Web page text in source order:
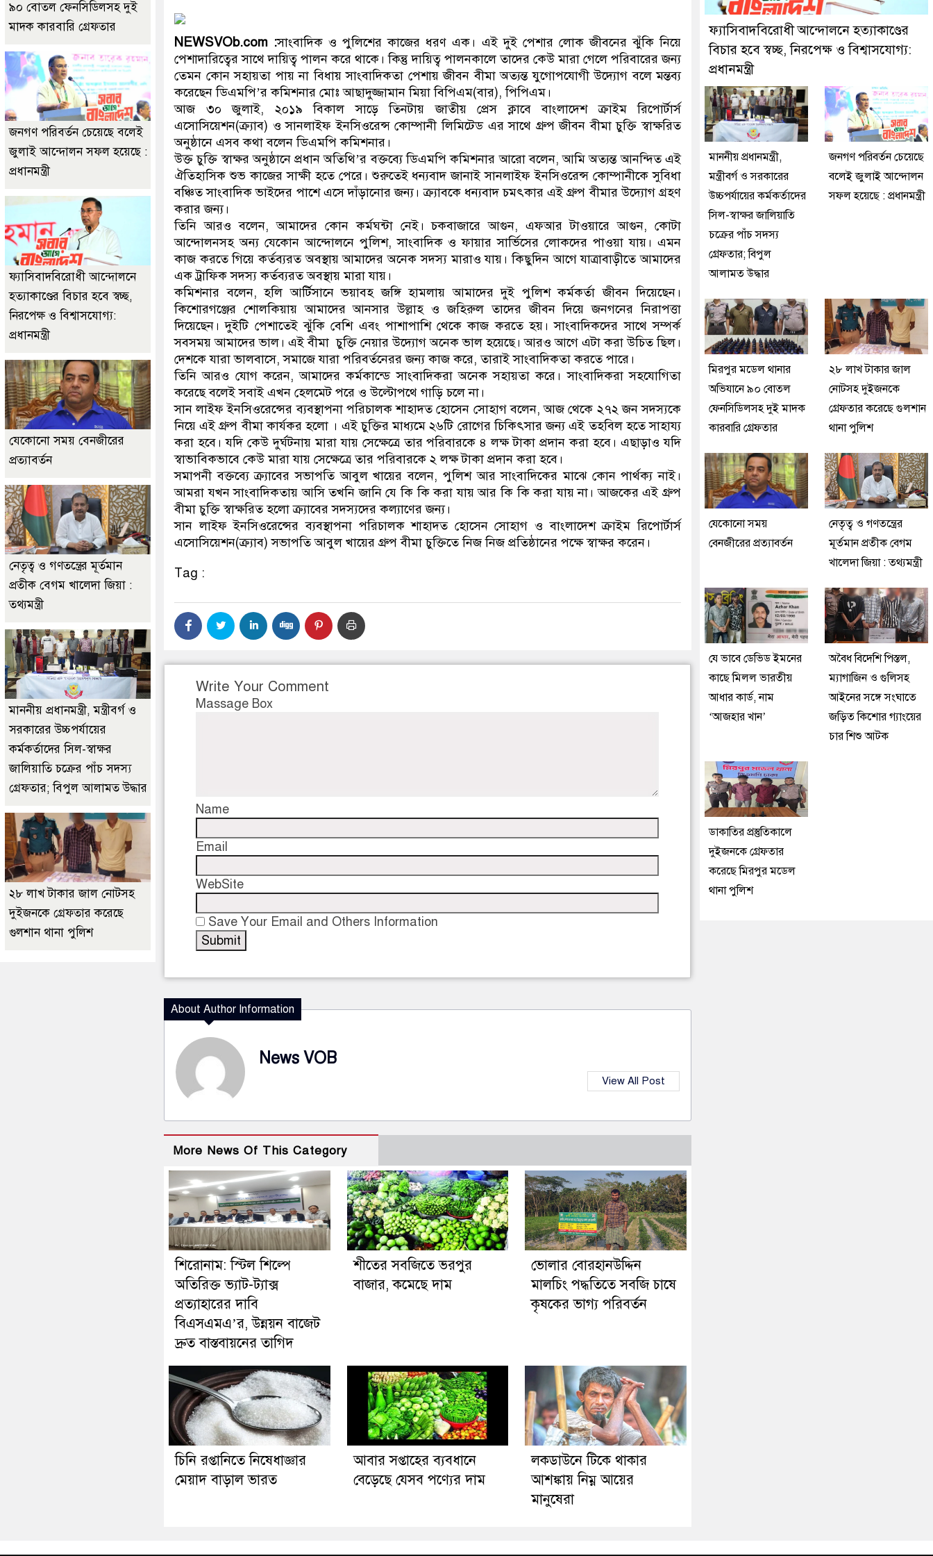
ডাকাতির প্রস্তুতিকালে দুইজনকে গ্রেফতার করেছে মিরপুর মডেল থানা পুলিশ
NEWSVOb.com :সাংবাদিক ও পুলিশের কাজের ধরণ এক। এই দুই পেশার লোক জীবনের ঝুঁকি নিয়ে
পেশাদারিত্বের সাথে দায়িত্ব পালন করে থাকে। কিন্তু দায়িত্ব পালনকালে তাদের কেউ মারা গেলে পরিবারের জন্য
তেমন কোন সহায়তা পায় না বিধায় সাংবাদিকতা পেশায় জীবন বীমা অত্যন্ত যুগোপযোগী উদ্যোগ বলে মন্তব্য
করেছেন ডিএমপি’র কমিশনার মোঃ আছাদুজ্জামান মিয়া বিপিএম(বার), পিপিএম।
আজ ৩০ জুলাই, ২০১৯ বিকাল সাড়ে তিনটায় জাতীয় প্রেস ক্লাবে বাংলাদেশ ক্রাইম রিপোর্টার্স
এসোসিয়েশন(ক্র্যাব) ও সানলাইফ ইনসিওরেন্স কোম্পানী লিমিটেড এর সাথে গ্রুপ জীবন বীমা চুক্তি স্বাক্ষরিত
অনুষ্ঠানে এসব কথা বলেন ডিএমপি কমিশনার।
উক্ত চুক্তি স্বাক্ষর অনুষ্ঠানে প্রধান অতিথি’র বক্তব্যে ডিএমপি কমিশনার আরো বলেন, আমি অত্যন্ত আনন্দিত এই
ঐতিহাসিক শুভ কাজের সাক্ষী হতে পেরে। শুরুতেই ধন্যবাদ জানাই সানলাইফ ইনসিওরেন্স কোম্পানীকে সুবিধা
বঞ্চিত সাংবাদিক ভাইদের পাশে এসে দাঁড়ানোর জন্য। ক্র্যাবকে ধন্যবাদ চমৎকার এই গ্রুপ বীমার উদ্যোগ গ্রহণ
করার জন্য।
তিনি আরও বলেন, আমাদের কোন কর্মঘন্টা নেই। চকবাজারে আগুন, এফআর টাওয়ারে আগুন, কোটা
আন্দোলনসহ অন্য যেকোন আন্দোলনে পুলিশ, সাংবাদিক ও ফায়ার সার্ভিসের লোকদের পাওয়া যায়। এমন
কাজ করতে গিয়ে কর্তব্যরত অবস্থায় আমাদের অনেক সদস্য মারাও যায়। কিছুদিন আগে যাত্রাবাড়ীতে আমাদের
এক ট্রাফিক সদস্য কর্তব্যরত অবস্থায় মারা যায়।
কমিশনার বলেন, হলি আর্টিসানে ভয়াবহ জঙ্গি হামলায় আমাদের দুই পুলিশ কর্মকর্তা জীবন দিয়েছেন।
কিশোরগঞ্জের শোলকিয়ায় আমাদের আনসার উল্লাহ ও জহিরুল তাদের জীবন দিয়ে জনগনের নিরাপত্তা
দিয়েছেন। দুইটি পেশাতেই ঝুঁকি বেশি এবং পাশাপাশি থেকে কাজ করতে হয়। সাংবাদিকদের সাথে সম্পর্ক
সবসময় আমাদের ভাল। এই বীমা চুক্তি নেয়ার উদ্যোগ অনেক ভাল হয়েছে। আরও আগে এটা করা উচিত ছিল।
দেশকে যারা ভালবাসে, সমাজে যারা পরিবর্তনেরর জন্য কাজ করে, তারাই সাংবাদিকতা করতে পারে।
তিনি আরও যোগ করেন, আমাদের কর্মকান্ডে সাংবাদিকরা অনেক সহায়তা করে। সাংবাদিকরা সহযোগিতা
করেছে বলেই সবাই এখন হেলমেট পরে ও উল্টোপথে গাড়ি চলে না।
সান লাইফ ইনসিওরেন্সের ব্যবস্থাপনা পরিচালক শাহাদত হোসেন সোহাগ বলেন, আজ থেকে ২৭২ জন সদস্যকে
নিয়ে এই গ্রুপ বীমা কার্যকর হলো । এই চুক্তির মাধ্যমে ২৬টি রোগের চিকিৎসার জন্য এই তহবিল হতে সাহায্য
করা হবে। যদি কেউ দুর্ঘটনায় মারা যায় সেক্ষেত্রে তার পরিবারকে ৪ লক্ষ টাকা প্রদান করা হবে। এছাড়াও যদি
স্বাভাবিকভাবে কেউ মারা যায় সেক্ষেত্রে তার পরিবারকে ২ লক্ষ টাকা প্রদান করা হবে।
সমাপনী বক্তব্যে ক্র্যাবের সভাপতি আবুল খায়ের বলেন, পুলিশ আর সাংবাদিকের মাঝে কোন পার্থক্য নাই।
আমরা যখন সাংবাদিকতায় আসি তখনি জানি যে কি কি করা যায় আর কি কি করা যায় না। আজকের এই গ্রুপ
বীমা চুক্তি স্বাক্ষরিত হলো ক্র্যাবের সদস্যদের কল্যাণের জন্য।
সান লাইফ ইনসিওরেন্সের ব্যবস্থাপনা পরিচালক শাহাদত হোসেন সোহাগ ও বাংলাদেশ ক্রাইম রিপোর্টার্স
এসোসিয়েশন(ক্র্যাব) সভাপতি আবুল খায়ের গ্রুপ বীমা চুক্তিতে নিজ নিজ প্রতিষ্ঠানের পক্ষে স্বাক্ষর করেন।
Tag :
Write Your Comment
Massage Box
Name
Email
WebSite
Save Your Email and Others Information
About Author Information
News VOB
View All Post
More News Of This Category
শিরোনাম: স্টিল শিল্পে
অতিরিক্ত ভ্যাট-ট্যাক্স
প্রত্যাহারের দাবি
বিএসএমএ’র, উন্নয়ন বাজেট
দ্রুত বাস্তবায়নের তাগিদ
শীতের সবজিতে ভরপুর
বাজার, কমেছে দাম
ভোলার বোরহানউদ্দিন
মালচিং পদ্ধতিতে সবজি চাষে
কৃষকের ভাগ্য পরিবর্তন
চিনি রপ্তানিতে নিষেধাজ্ঞার
মেয়াদ বাড়াল ভারত
আবার সপ্তাহের ব্যবধানে
বেড়েছে যেসব পণ্যের দাম
লকডাউনে টিকে থাকার
আশঙ্কায় নিম্ন আয়ের
মানুষেরা
৯০ বোতল ফেনসিডিলসহ দুই
মাদক কারবারি গ্রেফতার
জনগণ পরিবর্তন চেয়েছে বলেই
জুলাই আন্দোলন সফল হয়েছে :
প্রধানমন্ত্রী
ফ্যাসিবাদবিরোধী আন্দোলনে
হত্যাকাণ্ডের বিচার হবে স্বচ্ছ,
নিরপেক্ষ ও বিশ্বাসযোগ্য:
প্রধানমন্ত্রী
যেকোনো সময় বেনজীরের
প্রত্যাবর্তন
নেতৃত্ব ও গণতন্ত্রের মূর্তমান
প্রতীক বেগম খালেদা জিয়া :
তথ্যমন্ত্রী
মাননীয় প্রধানমন্ত্রী, মন্ত্রীবর্গ ও
সরকারের উচ্চপর্যায়ের
কর্মকর্তাদের সিল-স্বাক্ষর
জালিয়াতি চক্রের পাঁচ সদস্য
গ্রেফতার; বিপুল আলামত উদ্ধার
২৮ লাখ টাকার জাল নোটসহ
দুইজনকে গ্রেফতার করেছে
গুলশান থানা পুলিশ
ফ্যাসিবাদবিরোধী আন্দোলনে হত্যাকাণ্ডের
বিচার হবে স্বচ্ছ, নিরপেক্ষ ও বিশ্বাসযোগ্য:
প্রধানমন্ত্রী
মাননীয় প্রধানমন্ত্রী,
মন্ত্রীবর্গ ও সরকারের
উচ্চপর্যায়ের কর্মকর্তাদের
সিল-স্বাক্ষর জালিয়াতি
চক্রের পাঁচ সদস্য
গ্রেফতার; বিপুল
আলামত উদ্ধার
জনগণ পরিবর্তন চেয়েছে
বলেই জুলাই আন্দোলন
সফল হয়েছে : প্রধানমন্ত্রী
মিরপুর মডেল থানার
অভিযানে ৯০ বোতল
ফেনসিডিলসহ দুই মাদক
কারবারি গ্রেফতার
২৮ লাখ টাকার জাল
নোটসহ দুইজনকে
গ্রেফতার করেছে গুলশান
থানা পুলিশ
যেকোনো সময়
বেনজীরের প্রত্যাবর্তন
নেতৃত্ব ও গণতন্ত্রের
মূর্তমান প্রতীক বেগম
খালেদা জিয়া : তথ্যমন্ত্রী
যে ভাবে ডেভিড ইমনের
কাছে মিলল ভারতীয়
আধার কার্ড, নাম
‘আজহার খান’
অবৈধ বিদেশি পিস্তল,
ম্যাগাজিন ও গুলিসহ
আইনের সঙ্গে সংঘাতে
জড়িত কিশোর গ্যাংয়ের
চার শিশু আটক
ডাকাতির প্রস্তুতিকালে
দুইজনকে গ্রেফতার
করেছে মিরপুর মডেল
থানা পুলিশ